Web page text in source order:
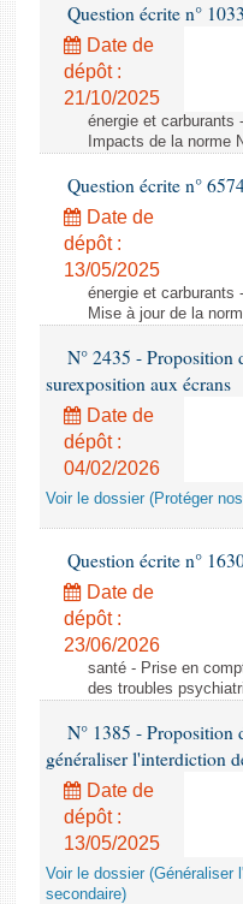
Question écrite n°
Date de
dépôt :
21/10/2025
énergie et carburants
Impacts de la norme
Question écrite n°
Date de
dépôt :
13/05/2025
énergie et carburants
Mise à jour de la
N° 2435 - Proposition
surexposition aux écrans
Date de
dépôt :
04/02/2026
Voir le dossier (Protéger
Question écrite n°
Date de
dépôt :
23/06/2026
santé - Prise en
des troubles
N° 1385 - Proposition
généraliser l'interdiction
Date de
dépôt :
13/05/2025
Voir le dossier (Généraliser
secondaire)